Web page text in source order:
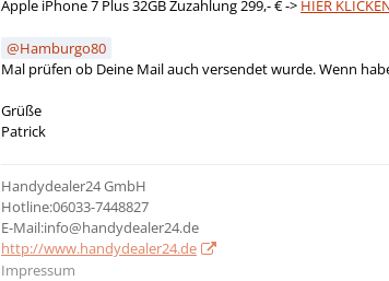
Apple iPhone 7 Plus 32GB Zuzahlung 299,- € -> HIER
Hamburgo80
Mal prüfen ob Deine Mail auch versendet wurde. Wenn
Grüße
Patrick
Handydealer24 GmbH
Hotline:06033-7448827
E-Mail:info@handydealer24.de
http://www.handydealer24.de
Impressum